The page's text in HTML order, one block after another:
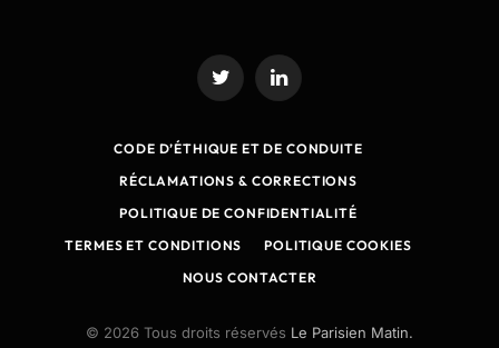
Twitter LinkedIn
CODE D’ÉTHIQUE ET DE CONDUITE
RÉCLAMATIONS & CORRECTIONS
POLITIQUE DE CONFIDENTIALITÉ
TERMES ET CONDITIONS
POLITIQUE COOKIES
NOUS CONTACTER
© 2026 Tous droits réservés Le Parisien Matin.